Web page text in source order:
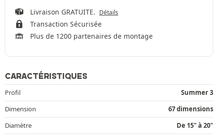
Livraison GRATUITE. Détails
Transaction Sécurisée
Plus de 1200 partenaires de montage
CARACTÉRISTIQUES
Profil
Summer 3
Dimension
67 dimensions
Diamètre
De 15" à 20"